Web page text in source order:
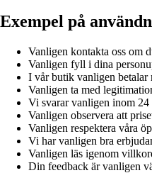
Exempel på
Vanligen kontakta oss om
Vanligen fyll i dina
I vår butik vanligen betalar
Vanligen ta med
Vi svarar vanligen inom
Vanligen observera att
Vanligen respektera våra
Vi har vanligen bra
Vanligen läs igenom
Din feedback är vanligen